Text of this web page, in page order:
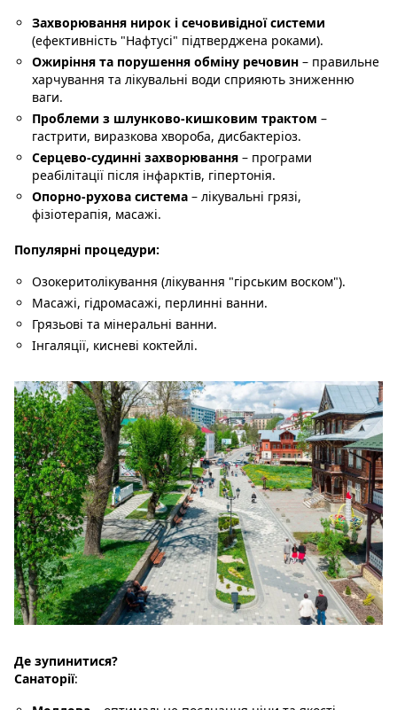
Захворювання нирок і сечовивідної системи
(ефективність "Нафтусі" підтверджена роками).
Ожиріння та порушення обміну речовин – правильне
харчування та лікувальні води сприяють зниженню
ваги.
Проблеми з шлунково-кишковим трактом –
гастрити, виразкова хвороба, дисбактеріоз.
Серцево-судинні захворювання – програми
реабілітації після інфарктів, гіпертонія.
Опорно-рухова система – лікувальні грязі,
фізіотерапія, масажі.
Популярні процедури:
Озокеритолікування (лікування "гірським воском").
Масажі, гідромасажі, перлинні ванни.
Грязьові та мінеральні ванни.
Інгаляції, кисневі коктейлі.
Де зупинитися?
Санаторії: